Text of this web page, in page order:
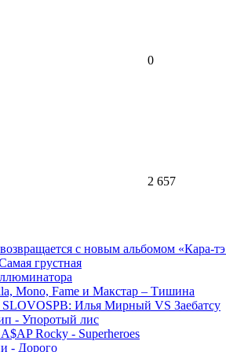
0
2 657
с новым альбомом «Кара-
грустная
Mono, Fame и Макстар – Тишина
Илья Мирный VS Заебатсу
- Упоротый лис
Rocky - Superheroes
- Дорого